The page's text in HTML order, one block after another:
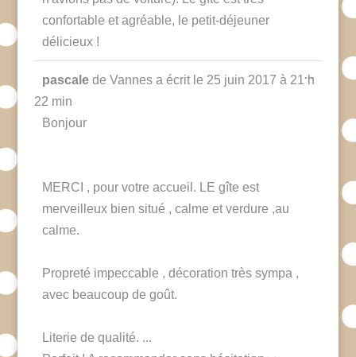
confortable et agréable, le petit-déjeuner
délicieux !
pascale de Vannes a écrit le 25 juin 2017 à 21 h
22 min
Bonjour
MERCI , pour votre accueil. LE gîte est
merveilleux bien situé , calme et verdure ,au
calme.
Propreté impeccable , décoration très sympa ,
avec beaucoup de goût.
Literie de qualité. ...
... Ouvrir/
cette